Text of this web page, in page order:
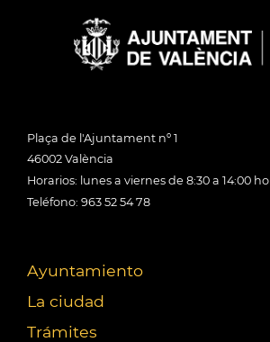
Plaça de l'Ajuntament nº 1
46002 València
Horarios: lunes a viernes de 8:30 a 14:00
Teléfono: 963 52 54 78
Ayuntamiento
La ciudad
Trámites